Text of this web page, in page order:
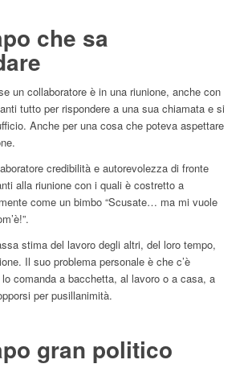
che sa
un collaboratore è in una riunione, anche con
tutto per rispondere a una sua chiamata e si
Anche per una cosa che poteva aspettare
credibilità e autorevolezza di fronte
alla riunione con i quali è costretto a
come un bimbo “Scusate… ma mi vuole
stima del lavoro degli altri, del loro tempo,
Il suo problema personale è che c’è
comanda a bacchetta, al lavoro o a casa, a
per pusillanimità.
gran politico